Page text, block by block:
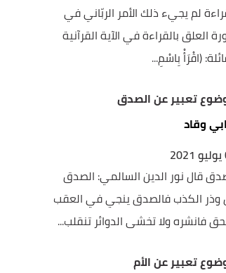
لم يجيء ذلك الأمر الربّاني في
العلق بالقراءة في الآية القرآنية
(اقْرَأْ بِاسْمِ...
تعبير عن الصدق
وقاد
قال نور الدين السالمي: الصدق
وذر الكذب فالصدق ينجي في العقب
فانشره ولا تخشى الدوائر تنقلب...
تعبير عن الأم